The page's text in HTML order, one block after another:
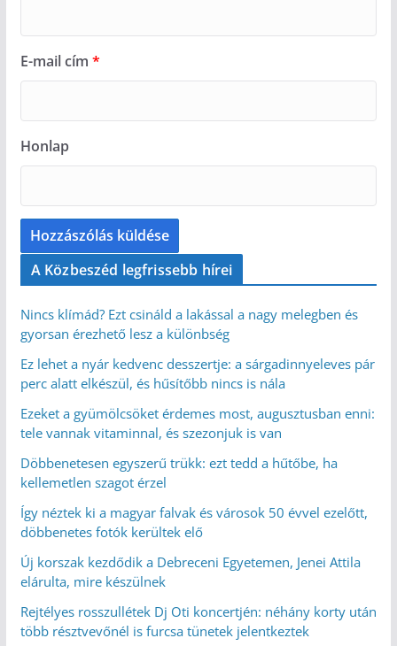
E-mail cím *
Honlap
A Közbeszéd legfrissebb hírei
Nincs klímád? Ezt csináld a lakással a nagy melegben és
gyorsan érezhető lesz a különbség
Ez lehet a nyár kedvenc desszertje: a sárgadinnyeleves pár
perc alatt elkészül, és hűsítőbb nincs is nála
Ezeket a gyümölcsöket érdemes most, augusztusban enni:
tele vannak vitaminnal, és szezonjuk is van
Döbbenetesen egyszerű trükk: ezt tedd a hűtőbe, ha
kellemetlen szagot érzel
Így néztek ki a magyar falvak és városok 50 évvel ezelőtt,
döbbenetes fotók kerültek elő
Új korszak kezdődik a Debreceni Egyetemen, Jenei Attila
elárulta, mire készülnek
Rejtélyes rosszullétek Dj Oti koncertjén: néhány korty után
több résztvevőnél is furcsa tünetek jelentkeztek